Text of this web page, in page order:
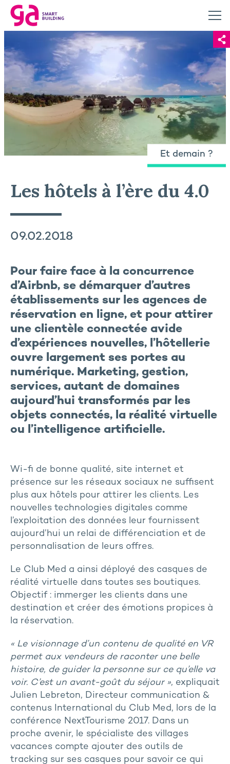
Et demain ?
Les hôtels à l’ère du 4.0
09.02.2018
Pour faire face à la concurrence
d’Airbnb, se démarquer d’autres
établissements sur les agences de
réservation en ligne, et pour attirer
une clientèle connectée avide
d’expériences nouvelles, l’hôtellerie
ouvre largement ses portes au
numérique. Marketing, gestion,
services, autant de domaines
aujourd’hui transformés par les
objets connectés, la réalité virtuelle
ou l’intelligence artificielle.
Wi-fi de bonne qualité, site internet et
présence sur les réseaux sociaux ne suffisent
plus aux hôtels pour attirer les clients. Les
nouvelles technologies digitales comme
l’exploitation des données leur fournissent
aujourd’hui un relai de différenciation et de
personnalisation de leurs offres.
Le Club Med a ainsi déployé des casques de
réalité virtuelle dans toutes ses boutiques.
Objectif : immerger les clients dans une
destination et créer des émotions propices à
la réservation.
« Le visionnage d’un contenu de qualité en VR
permet aux vendeurs de raconter une belle
histoire, de guider la personne sur ce qu’elle va
voir. C’est un avant-goût du séjour », expliquait
Julien Lebreton, Directeur communication &
contenus International du Club Med, lors de la
conférence NextTourisme 2017. Dans un
proche avenir, le spécialiste des villages
vacances compte ajouter des outils de
tracking sur ses casques pour savoir ce qui